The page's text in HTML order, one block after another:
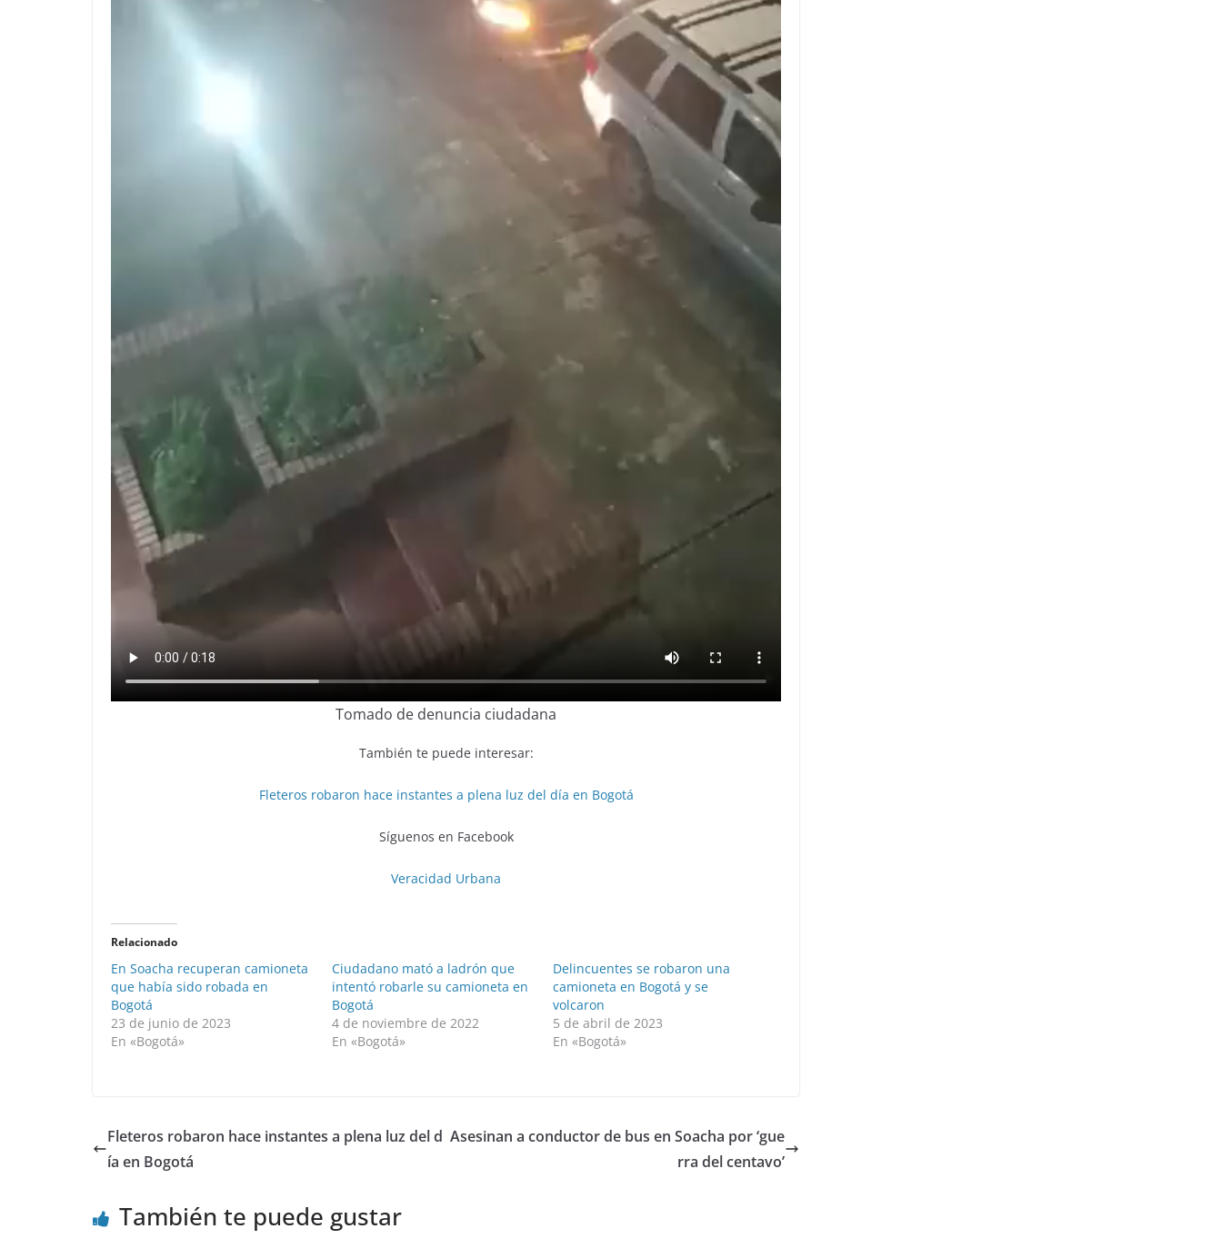
Tomado de denuncia ciudadana
También te puede interesar:
Fleteros robaron hace instantes a plena luz del día en Bogotá
Síguenos en Facebook
Veracidad Urbana
Relacionado
En Soacha recuperan camioneta
que había sido robada en
Bogotá
23 de junio de 2023
En «Bogotá»
Ciudadano mató a ladrón que
intentó robarle su camioneta en
Bogotá
4 de noviembre de 2022
En «Bogotá»
Delincuentes se robaron una
camioneta en Bogotá y se
volcaron
5 de abril de 2023
En «Bogotá»
Fleteros robaron hace instantes a plena luz del d
ía en Bogotá
Asesinan a conductor de bus en Soacha por ‘gue
rra del centavo’
También te puede gustar